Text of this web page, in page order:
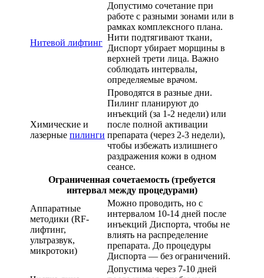
Нитевой лифтинг
Допустимо сочетание при
работе с разными зонами или в
рамках комплексного плана.
Нити подтягивают ткани,
Диспорт убирает морщины в
верхней трети лица. Важно
соблюдать интервалы,
определяемые врачом.
Химические и
лазерные пилинги
Проводятся в разные дни.
Пилинг планируют до
инъекций (за 1-2 недели) или
после полной активации
препарата (через 2-3 недели),
чтобы избежать излишнего
раздражения кожи в одном
сеансе.
Ограниченная сочетаемость (требуется
интервал между процедурами)
Аппаратные
методики (RF-
лифтинг,
ультразвук,
микротоки)
Можно проводить, но с
интервалом 10-14 дней после
инъекций Диспорта, чтобы не
влиять на распределение
препарата. До процедуры
Диспорта — без ограничений.
Допустима через 7-10 дней